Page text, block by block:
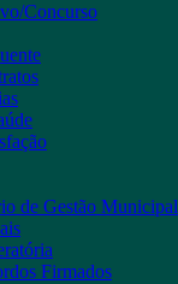
Concurso
de Gestão Municipal
Firmados